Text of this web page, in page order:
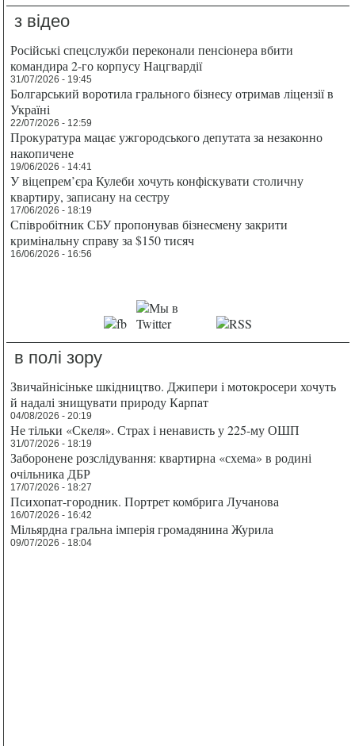
з відео
Російські спецслужби переконали пенсіонера вбити
командира 2-го корпусу Нацгвардії
31/07/2026 - 19:45
Болгарський воротила грального бізнесу отримав ліцензії в
Україні
22/07/2026 - 12:59
Прокуратура мацає ужгородського депутата за незаконно
накопичене
19/06/2026 - 14:41
У віцепрем’єра Кулеби хочуть конфіскувати столичну
квартиру, записану на сестру
17/06/2026 - 18:19
Співробітник СБУ пропонував бізнесмену закрити
кримінальну справу за $150 тисяч
16/06/2026 - 16:56
в полі зору
Звичайнісіньке шкідництво. Джипери і мотокросери хочуть
й надалі знищувати природу Карпат
04/08/2026 - 20:19
Не тільки «Скеля». Страх і ненависть у 225-му ОШП
31/07/2026 - 18:19
Заборонене розслідування: квартирна «схема» в родині
очільника ДБР
17/07/2026 - 18:27
Психопат-городник. Портрет комбрига Лучанова
16/07/2026 - 16:42
Мільярдна гральна імперія громадянина Журила
09/07/2026 - 18:04